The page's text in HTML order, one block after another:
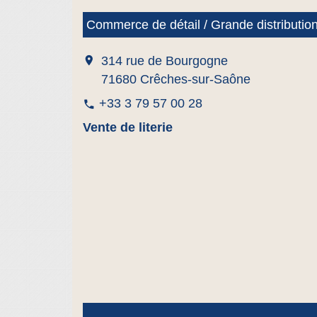
Commerce de détail / Grande
location_on
314 rue de Bourgogne
71680 Crêches-sur-Saône
phone +33 3 79 57 00 28
Vente de literie